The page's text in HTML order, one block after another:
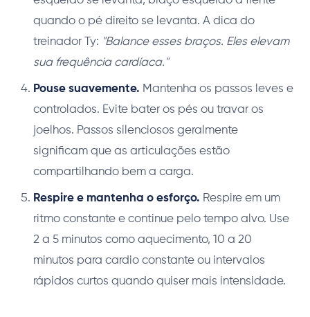
quando o pé direito se levanta. A dica do
treinador Ty: "Balance esses braços. Eles elevam
sua frequência cardíaca."
Pouse suavemente. Mantenha os passos leves e
controlados. Evite bater os pés ou travar os
joelhos. Passos silenciosos geralmente
significam que as articulações estão
compartilhando bem a carga.
Respire e mantenha o esforço. Respire em um
ritmo constante e continue pelo tempo alvo. Use
2 a 5 minutos como aquecimento, 10 a 20
minutos para cardio constante ou intervalos
rápidos curtos quando quiser mais intensidade.